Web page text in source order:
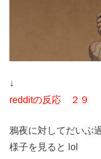
↓
redditの反応 ２９
鴉夜に対してだいぶ
様子を見ると lol